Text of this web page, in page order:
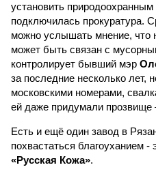
установить природоохранным
подключилась прокуратура.
можно услышать мнение, что
может быть связан с
контролирует бывший мэр
за последние несколько лет,
московскими номерами,
ей даже придумали прозвище
Есть и ещё один завод в
похвастаться благоуханием -
«Русская Кожа».